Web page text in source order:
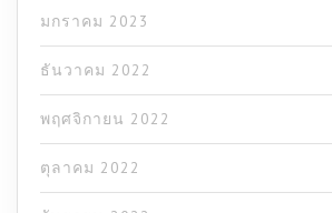
มกราคม 2023
ธันวาคม 2022
พฤศจิกายน 2022
ตุลาคม 2022